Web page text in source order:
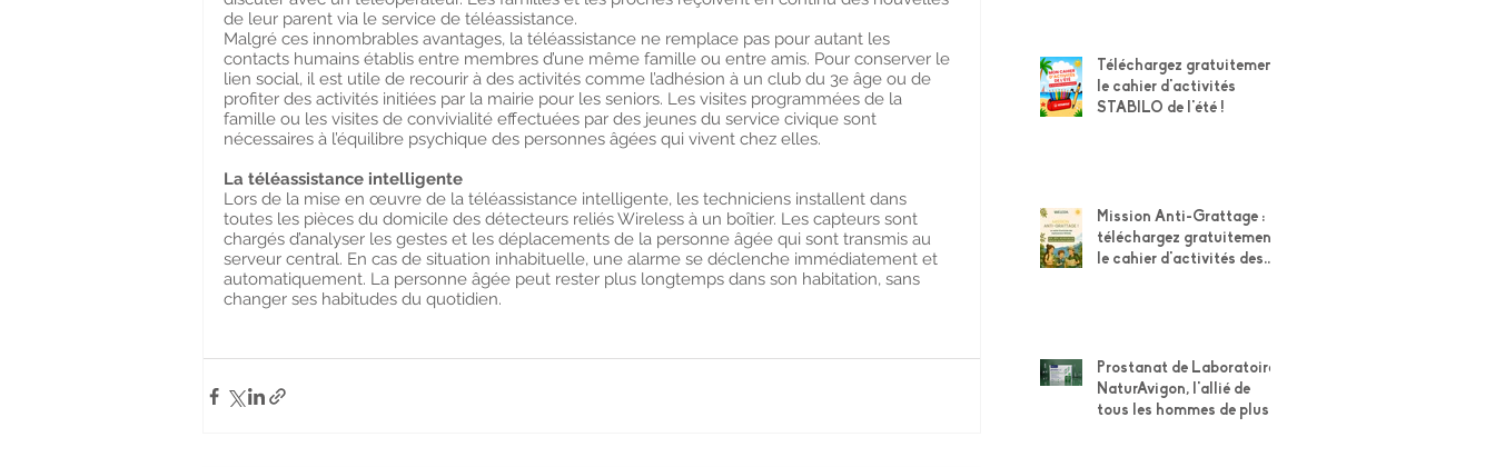
de leur parent via le service de téléassistance.
Malgré ces innombrables avantages, la téléassistance ne remplace pas pour autant les
contacts humains établis entre membres d’une même famille ou entre amis. Pour conserver le
lien social, il est utile de recourir à des activités comme l’adhésion à un club du 3e âge ou de
profiter des activités initiées par la mairie pour les seniors. Les visites programmées de la
famille ou les visites de convivialité effectuées par des jeunes du service civique sont
nécessaires à l’équilibre psychique des personnes âgées qui vivent chez elles.
La téléassistance intelligente
Lors de la mise en œuvre de la téléassistance intelligente, les techniciens installent dans
toutes les pièces du domicile des détecteurs reliés Wireless à un boîtier. Les capteurs sont
chargés d’analyser les gestes et les déplacements de la personne âgée qui sont transmis au
serveur central. En cas de situation inhabituelle, une alarme se déclenche immédiatement et
automatiquement. La personne âgée peut rester plus longtemps dans son habitation, sans
changer ses habitudes du quotidien.
Téléchargez gratuitement
le cahier d'activités
STABILO de l'été !
Mission Anti-Grattage :
téléchargez gratuitement
le cahier d'activités des
Prostanat de Laboratoire
NaturAvigon, l'allié de
tous les hommes de plus